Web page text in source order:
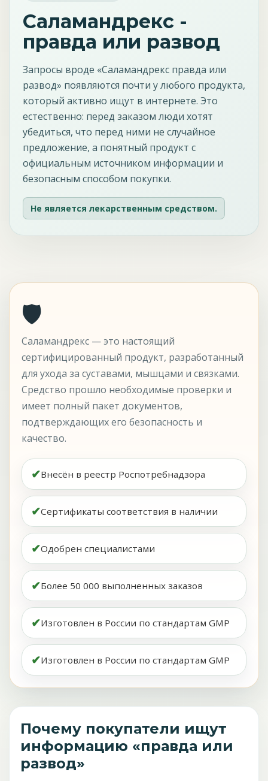
Саламандрекс -
правда или развод
Запросы вроде «Саламандрекс правда или
развод» появляются почти у любого продукта,
который активно ищут в интернете. Это
естественно: перед заказом люди хотят
убедиться, что перед ними не случайное
предложение, а понятный продукт с
официальным источником информации и
безопасным способом покупки.
Не является лекарственным средством.
🛡
Саламандрекс — это настоящий
сертифицированный продукт, разработанный
для ухода за суставами, мышцами и связками.
Средство прошло необходимые проверки и
имеет полный пакет документов,
подтверждающих его безопасность и
качество.
✔Внесён в реестр Роспотребнадзора
✔Сертификаты соответствия в наличии
✔Одобрен специалистами
✔Более 50 000 выполненных заказов
✔Изготовлен в России по стандартам GMP
✔Изготовлен в России по стандартам GMP
Почему покупатели ищут
информацию «правда или
развод»